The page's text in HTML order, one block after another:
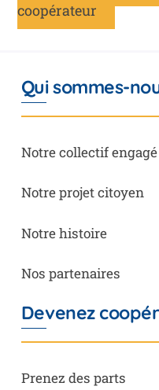
coopérateur
Qui sommes-
Notre collectif engagé
Notre projet citoyen
Notre histoire
Nos partenaires
Devenez
Prenez des parts